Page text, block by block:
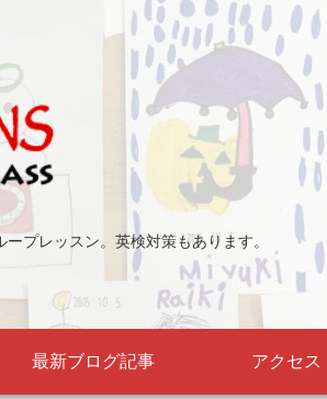
プレッスン。英検対策もあります。
最新ブログ記事 アクセス